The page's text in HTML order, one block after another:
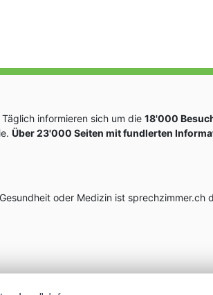
Täglich informieren sich um die 18'000
Über 23'000 Seiten mit fundlerten
oder Medizin ist sprechzimmer.ch